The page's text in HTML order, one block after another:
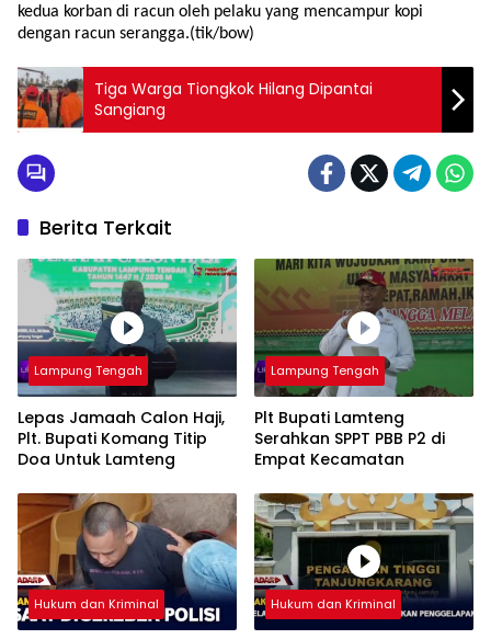
kedua korban di racun oleh pelaku yang mencampur kopi
dengan racun serangga.(tik/bow)
Tiga Warga Tiongkok Hilang Dipantai
Sangiang
Berita Terkait
Lampung Tengah
Lepas Jamaah Calon Haji,
Plt. Bupati Komang Titip
Doa Untuk Lamteng
Lampung Tengah
Plt Bupati Lamteng
Serahkan SPPT PBB P2 di
Empat Kecamatan
Hukum dan Kriminal Hukum dan Kriminal